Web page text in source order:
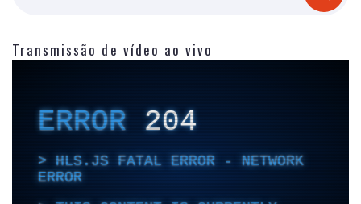
Transmissão de vídeo ao vivo